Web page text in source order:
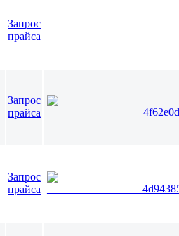
Запрос
прайса
Запрос
прайса
Запрос
прайса